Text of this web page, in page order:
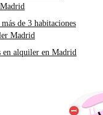
más de 3 habitaciones
Madrid
en alquiler en Madrid